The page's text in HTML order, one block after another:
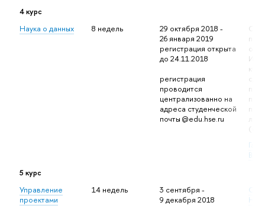
4 курс
Наука о данных
8 недель
29 октября 2018 -
26 января 2019
регистрация открыта
до 24.11.2018
регистрация
проводится
централизованно на
адреса студенческой
почты @edu.hse.ru
5 курс
Управление
проектами
14 недель
3 сентября -
9 декабря 2018